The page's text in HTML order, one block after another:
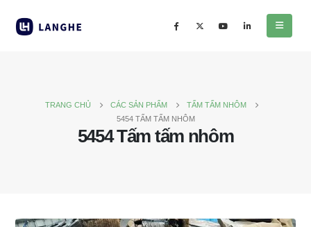
TRANG CHỦ CÁC SẢN PHẨM
TẤM TẤM NHÔM
5454 TẤM TẤM NHÔM
5454 Tấm tấm nhôm